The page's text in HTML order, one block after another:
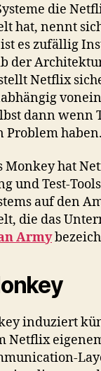
die
hat, nennt
es zufällig
der
Netflix
dann wenn
Problem haben.
Monkey hat
und Test-
auf den
die das
Army
induziert
Netflix